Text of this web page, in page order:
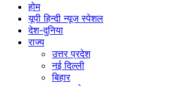
होम
यूपी हिन्दी न्यूज स्पेशल
देश-दुनिया
राज्य
उत्तर प्रदेश
नई दिल्ली
बिहार